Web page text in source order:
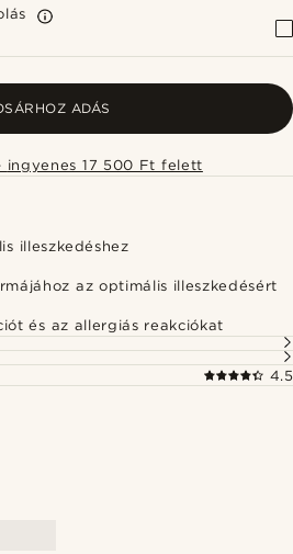
ADÁS
Szállítási költség 1395 Ft - ingyenes 17 500 Ft felett
illeszkedéshez
az optimális illeszkedésért
és az allergiás reakciókat
4.5